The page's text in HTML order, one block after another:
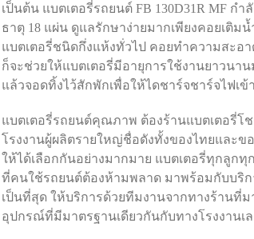
เป็นต้น แบตเตอรี่รถยนต์ FB 130D31R MF ก
ธาตุ 18 แผ่น ดูแลรักษาง่ายมากเพียงคอยเติม
แบตเตอรี่ชนิดกึ่งแห้งทั่วไป คอยทำความสะอ
ก็จะช่วยให้แบตเตอรี่มีอายุการใช้งานยาวนา
แล้วจอดทิ้งไว้สักพักเพื่อให้ไดชาร์จชาร์จไฟเข้
แบตเตอรี่รถยนต์คุณภาพ ต้องร้านแบตเตอรี่โ
โรงงานผู้ผลิตรายใหญ่ชื่อดังทั้งของไทยและ
ให้ได้เลือกกันอย่างมากมาย แบตเตอรี่ทุกลูก
ที่คนใช้รถยนต์ต้องห้ามพลาด มาพร้อมกับบริ
เป็นที่สุด ให้บริการด้วยทีมงานจากทางร้านที่
อุปกรณ์ที่มีมาตรฐานเดียวกันกับทางโรงงานเล